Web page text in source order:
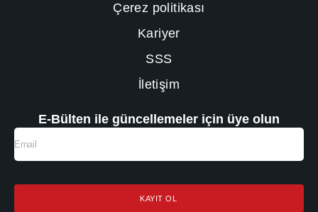
Çerez politikası
Kariyer
SSS
İletişim
E-Bülten ile güncellemeler için üye olun
KAYIT OL